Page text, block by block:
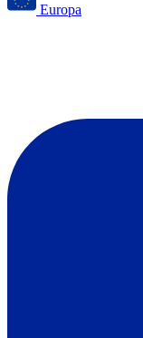
Europa